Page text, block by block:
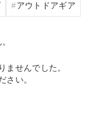
アウトドアギア
ませんでした。
さい。